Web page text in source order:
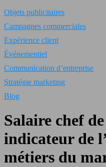
Objets publicitaires
Campagnes commerciales
Expérience client
Événementiel
Communication d’entreprise
Stratégie marketing
Blog
Salaire chef
indicateur de
métiers du